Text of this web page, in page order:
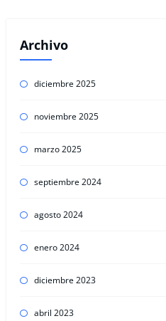
Archivo
diciembre 2025
noviembre 2025
marzo 2025
septiembre 2024
agosto 2024
enero 2024
diciembre 2023
abril 2023